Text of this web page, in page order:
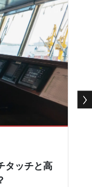
タッチと高